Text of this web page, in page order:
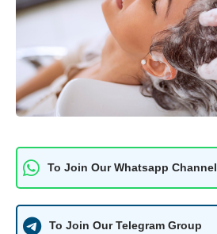
To Join Our Whatsapp Channel
To Join Our Telegram Group